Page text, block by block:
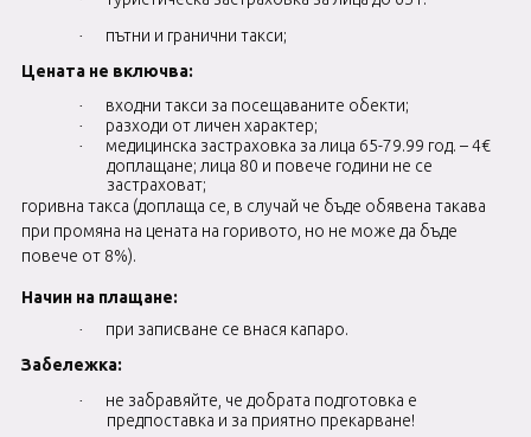
·
пътни и гранични такси;
Цената не включва:
· входни такси за посещаваните обекти;
· разходи от личен характер;
·
медицинска застраховка за лица 65-79.99 год. – 4€
доплащане; лица 80 и повече години не се
застраховат;
горивна такса (доплаща се, в случай че бъде обявена такава
при промяна на цената на горивото, но не може да бъде
повече от 8%).
Начин на плащане:
·
при записване се внася капаро.
Забележка:
·
не забравяйте, че добрата подготовка е
предпоставка и за приятно прекарване!